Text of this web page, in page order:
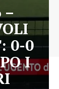
–
0-0
I